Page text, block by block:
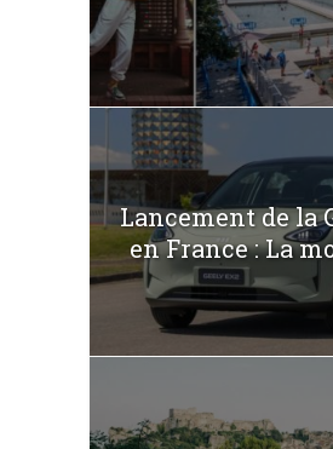
Lancement de la
en France : La